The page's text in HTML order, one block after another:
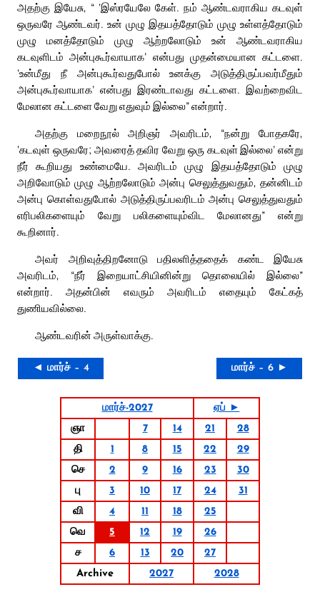
அதற்கு இயேசு, “ ‘இஸ்ரயேலே கேள். நம் ஆண்டவராகிய கடவுள்
ஒருவரே ஆண்டவர். உன் முழு இதயத்தோடும் முழு உள்ளத்தோடும்
முழு மனத்தோடும் முழு ஆற்றலோடும் உன் ஆண்டவராகிய
கடவுளிடம் அன்புகூர்வாயாக’ என்பது முதன்மையான கட்டளை.
‘உன்மீது நீ அன்புகூர்வதுபோல் உனக்கு அடுத்திருப்பவர்மீதும்
அன்புகூர்வாயாக’ என்பது இரண்டாவது கட்டளை. இவற்றைவிட
மேலான கட்டளை வேறு எதுவும் இல்லை” என்றார்.
அதற்கு மறைநூல் அறிஞர் அவரிடம், “நன்று போதகரே,
‘கடவுள் ஒருவரே; அவரைத் தவிர வேறு ஒரு கடவுள் இல்லை’ என்று
நீர் கூறியது உண்மையே. அவரிடம் முழு இதயத்தோடும் முழு
அறிவோடும் முழு ஆற்றலோடும் அன்பு செலுத்துவதும், தன்னிடம்
அன்பு கொள்வதுபோல் அடுத்திருப்பவரிடம் அன்பு செலுத்துவதும்
எரிபலிகளையும் வேறு பலிகளையும்விட மேலானது” என்று
கூறினார்.
அவர் அறிவுத்திறனோடு பதிலளித்ததைக் கண்ட இயேசு
அவரிடம், “நீர் இறையாட்சியினின்று தொலையில் இல்லை”
என்றார். அதன்பின் எவரும் அவரிடம் எதையும் கேட்கத்
துணியவில்லை.
ஆண்டவரின் அருள்வாக்கு.
◄ மார்ச் – 4 மார்ச் – 6 ►
மார்ச்-2027
ஏப் ►
ஞா
7 14 21
28
தி
1 8 15 22
29
செ
2 9 16 23
30
பு
3 10 17 24
31
வி
4 11 18
25
வெ
5 12 19
26
ச
6 13 20
27
Archive
2027 2028